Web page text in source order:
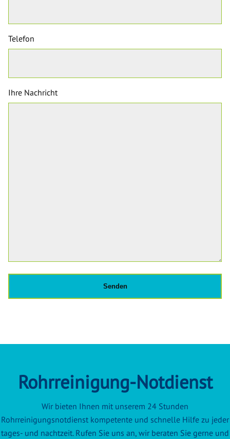
Telefon
Ihre Nachricht
Rohrreinigung-Notdienst
Wir bieten Ihnen mit unserem 24 Stunden
Rohrreinigungsnotdienst kompetente und schnelle Hilfe zu jeder
tages- und nachtzeit. Rufen Sie uns an, wir beraten Sie gerne und